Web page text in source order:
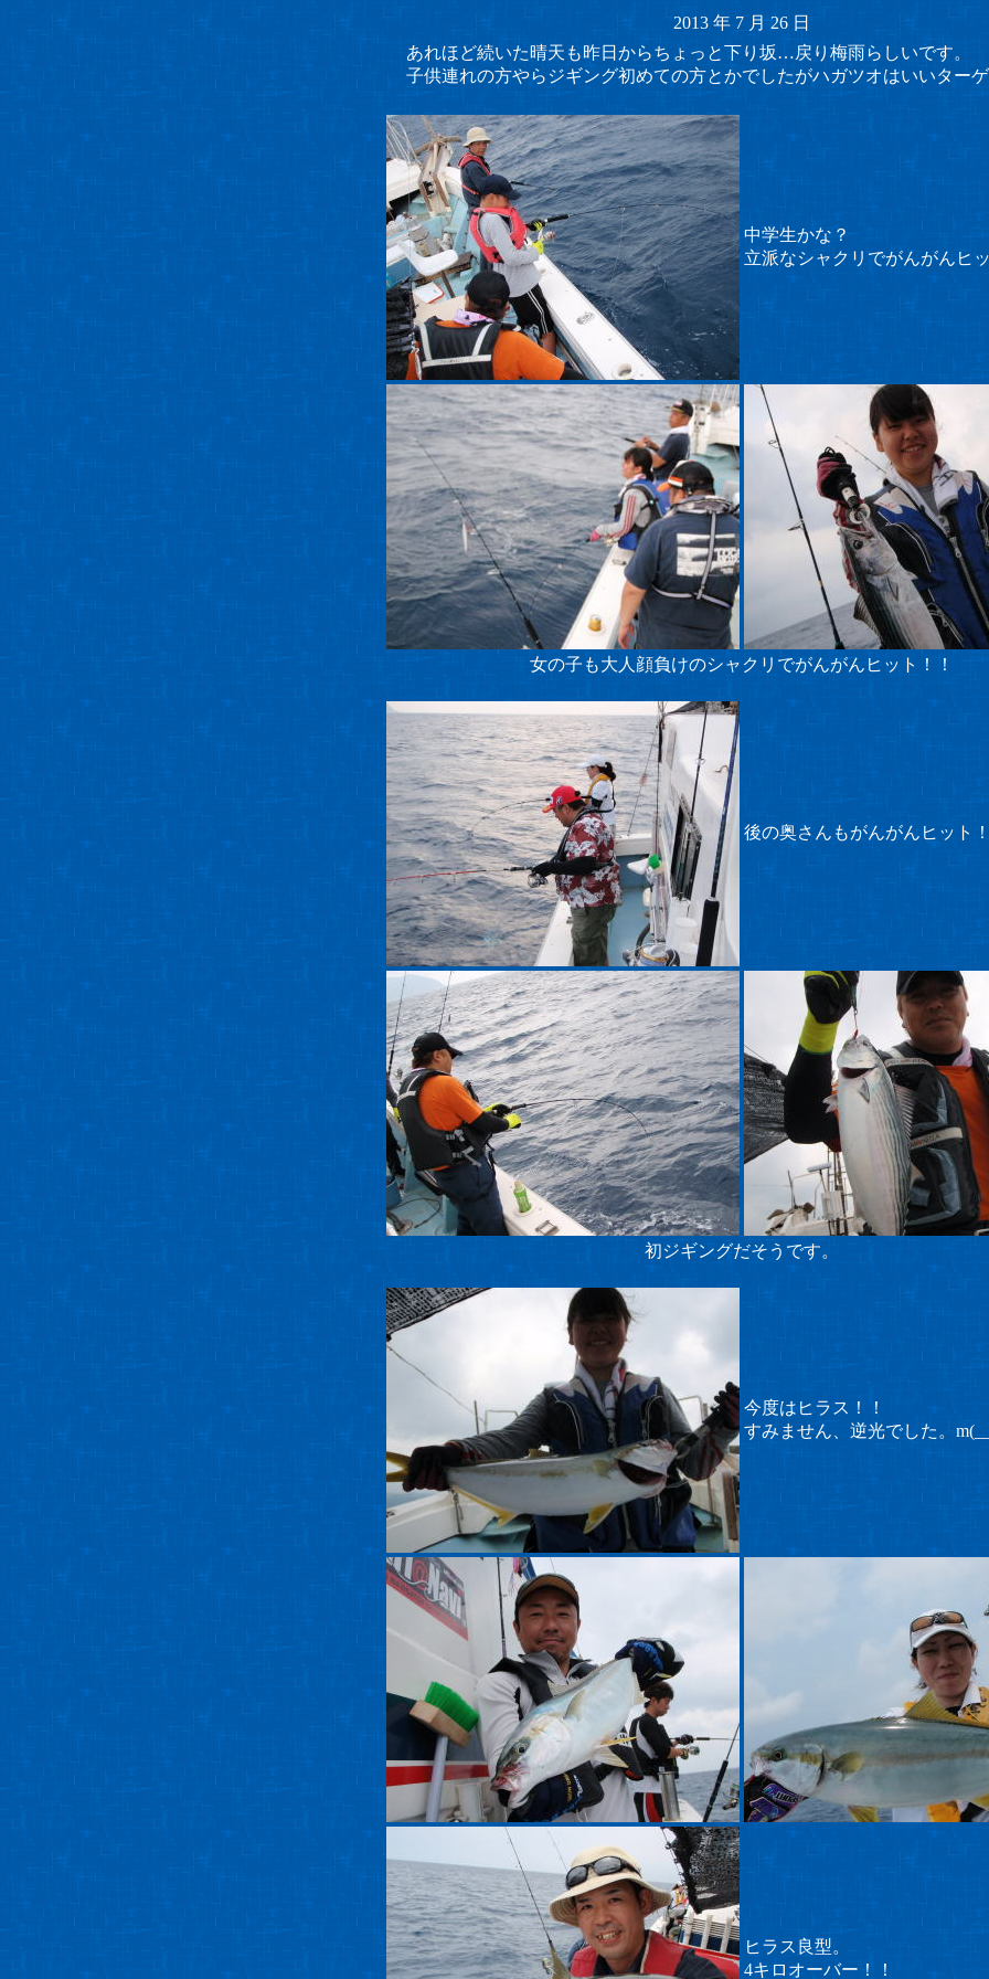
2013 年 7 月 26 日
あれほど続いた晴天も昨日からちょっと下り坂…戻り梅雨らしいです。
子供連れの方やらジギング初めての方とかでしたがハガツオはいいター
中学生かな？
立派なシャクリでがんがんヒ
女の子も大人顔負けのシャクリでがんがんヒット！！
後の奥さんもがんがんヒット
初ジギングだそうです。
今度はヒラス！！
すみません、逆光でした。
ヒラス良型。
4キロオーバー！！